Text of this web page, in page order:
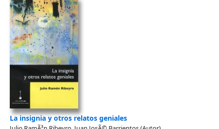
La insignia y otros relatos geniales